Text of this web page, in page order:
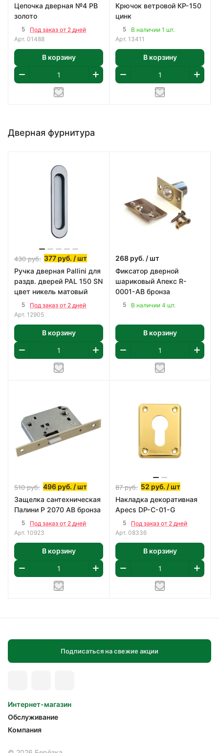
Цепочка дверная №4 РВ
золото
5
Под заказ от 2 дней
Арт. 01488
В корзину
Крючок ветровой КР-150
цинк
5
В наличии 1 шт.
Арт. 13411
В корзину
Дверная фурнитура
430руб. 377 руб. / шт
Ручка дверная Pallini для
раздв. дверей PAL 150 SN
цвет никель матовый
5
Под заказ от 2 дней
Арт. 12905
В корзину
268 руб. / шт
Фиксатор дверной
шариковый Апекс R-
0001-AB бронза
5 В наличии 4 шт.
В корзину
510руб. 496 руб. / шт
Защелка сантехническая
Палини P 2070 AB бронза
5
Под заказ от 2 дней
Арт. 10923
В корзину
87руб. 52 руб. / шт
Накладка декоративная
Apecs DP-С-01-G
5
Под заказ от 2 дней
Арт. 08336
В корзину
Подписаться на свежие акции
Интернет-магазин
Обслуживание
Компания